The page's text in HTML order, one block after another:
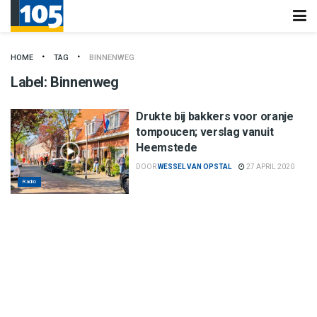
HOME TAG BINNENWEG
Label: Binnenweg
Radio
Drukte bij bakkers voor oranje
tompoucen; verslag vanuit
Heemstede
DOORWESSEL VAN OPSTAL 27 APRIL 2020